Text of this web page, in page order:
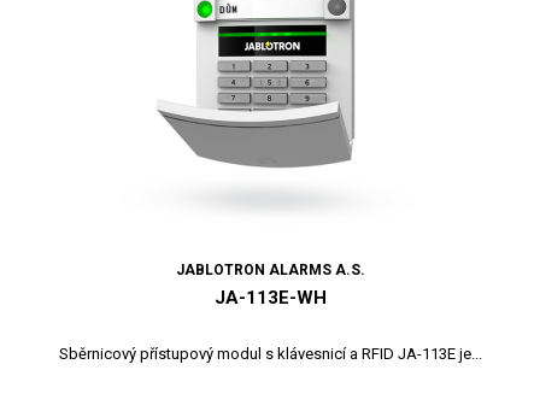
JABLOTRON ALARMS A.S.
JA-113E-WH
Sběrnicový přístupový modul s klávesnicí a RFID JA-113E je...